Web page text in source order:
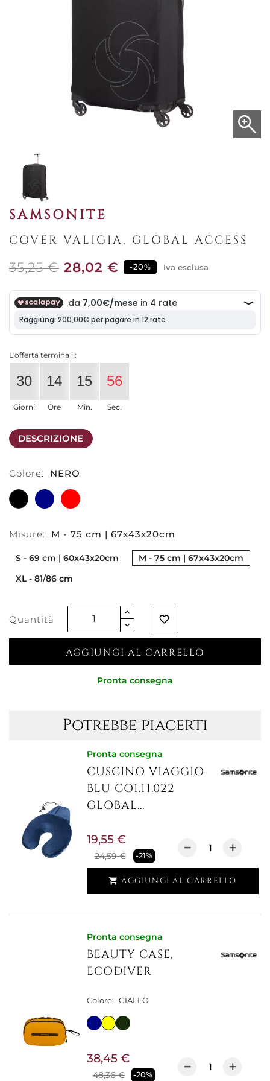
SAMSONITE
COVER VALIGIA, GLOBAL ACCESS
35,25 € 28,02 € -20% Iva esclusa
L'offerta termina il:
30
Giorni
14
Ore
15
Min.
56
Sec.
DESCRIZIONE
Colore: NERO
NEROBLU ROSSO
Misure: M - 75 cm | 67x43x20cm
S - 69 cm | 60x43x20cm
M - 75 cm | 67x43x20cm
XL - 81/86 cm
Quantità favorite_border
AGGIUNGI AL CARRELLO
Pronta consegna
Potrebbe piacerti
Pronta consegna
CUSCINO VIAGGIO
BLU CO1.11.022
GLOBAL...
24,59 € -21%
19,55 €
 AGGIUNGI AL CARRELLO
Pronta consegna
BEAUTY CASE,
ECODIVER
Colore: GIALLO
48,36 € -20%
38,45 €